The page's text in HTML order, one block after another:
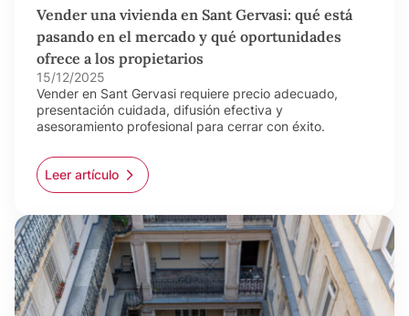
Vender una vivienda en Sant Gervasi: qué está
pasando en el mercado y qué oportunidades
ofrece a los propietarios
15/12/2025
Vender en Sant Gervasi requiere precio adecuado,
presentación cuidada, difusión efectiva y
asesoramiento profesional para cerrar con éxito.
Leer artículo